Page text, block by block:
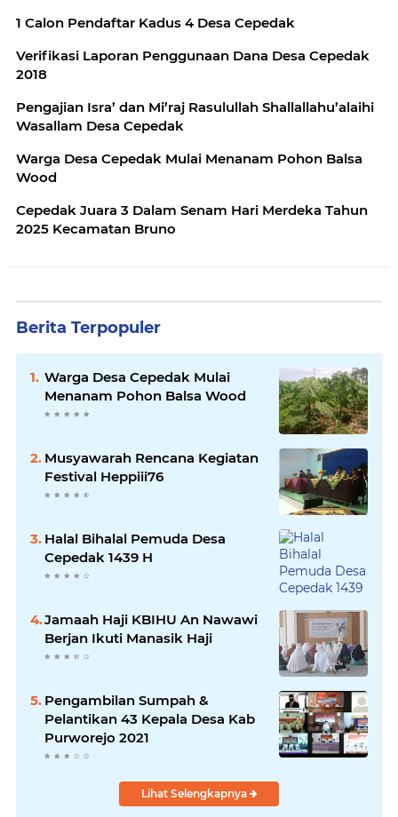
1 Calon Pendaftar Kadus 4 Desa Cepedak
Verifikasi Laporan Penggunaan Dana Desa Cepedak
2018
Pengajian Isra’ dan Mi’raj Rasulullah Shallallahu’alaihi
Wasallam Desa Cepedak
Warga Desa Cepedak Mulai Menanam Pohon Balsa
Wood
Cepedak Juara 3 Dalam Senam Hari Merdeka Tahun
2025 Kecamatan Bruno
Berita Terpopuler
Warga Desa Cepedak Mulai
Menanam Pohon Balsa Wood
Musyawarah Rencana Kegiatan
Festival Heppiii76
Halal Bihalal Pemuda Desa
Cepedak 1439 H
Jamaah Haji KBIHU An Nawawi
Berjan Ikuti Manasik Haji
Pengambilan Sumpah &
Pelantikan 43 Kepala Desa Kab
Purworejo 2021
Lihat Selengkapnya